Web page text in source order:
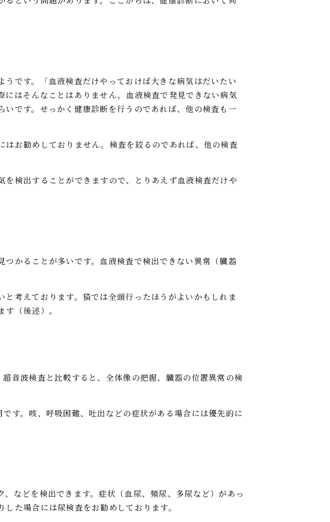
うです。「血液検査だけやっておけば大きな病気はだいたい
はそんなことはありません。血液検査で発見できない病気
です。せっかく健康診断を行うのであれば、他の検査も一
お勧めしておりません。検査を絞るのであれば、他の検査
検出することができますので、とりあえず血液検査だけや
かることが多いです。血液検査で検出できない異常（臓器
考えております。猫では全頭行ったほうがよいかもしれま
（後述）。
音波検査と比較すると、全体像の把握、臓器の位置異常の検
す。咳、呼吸困難、吐出などの症状がある場合には優先的に
などを検出できます。症状（血尿、頻尿、多尿など）があっ
た場合には尿検査をお勧めしております。